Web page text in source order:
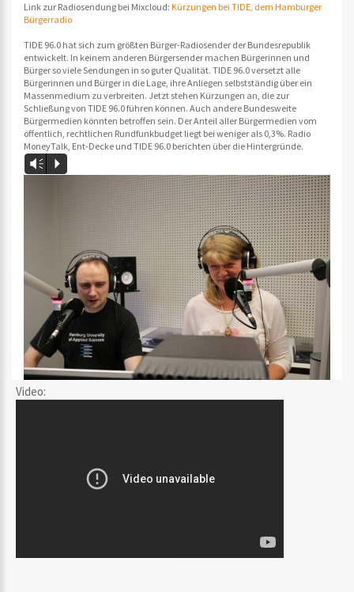
Link zur Radiosendung bei Mixcloud: Kürzungen bei TIDE, dem Hamburger
Bürgerradio
TIDE 96.0 hat sich zum größten Bürger-Radiosender der Bundesrepublik
entwickelt. In keinem anderen Bürgersender machen Bürgerinnen und
Bürger so viele Sendungen in so guter Qualität. TIDE 96.0 versetzt alle
Bürgerinnen und Bürger in die Lage, ihre Anliegen selbstständig über ein
Massenmedium zu verbreiten. Jetzt stehen Kürzungen an, die zur
Schließung von TIDE 96.0 führen können. Auch andere Bundesweite
Bürgermedien könnten betroffen sein. Der Anteil aller Bürgermedien vom
öffentlich, rechtlichen Rundfunkbudget liegt bei weniger als 0,3%. Radio
MoneyTalk, Ent-Decke und TIDE 96.0 berichten über die Hintergründe.
Vm P
Video: